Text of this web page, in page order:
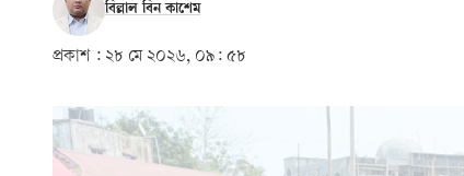
বিল্লাল বিন কাশেম
প্রকাশ : ২৮ মে ২০২৬, ০৯: ৫৮